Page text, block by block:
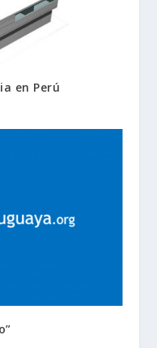
en Perú